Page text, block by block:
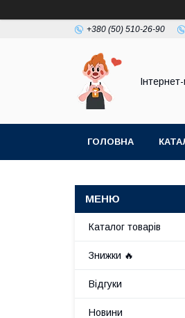
+380 (50) 510-26-90
ГОЛОВНА
Каталог товарiв
Знижки 🔥
Відгуки
Новини